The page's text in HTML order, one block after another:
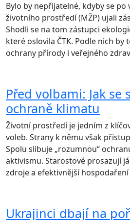
Bylo by nepřijatelné, kdyby se
životního prostředí (MŽP) ujali
Shodli se na tom zástupci
které oslovila ČTK. Podle nich
ochrany přírody i veřejného
Před volbami: Jak se
ochraně klimatu
Životní prostředí je jedním z
voleb. Strany k němu však
Spolu slibuje „rozumnou“
aktivismu. Starostové prosazují
zdroje a efektivnější hospodaření
Ukrajinci dbají na